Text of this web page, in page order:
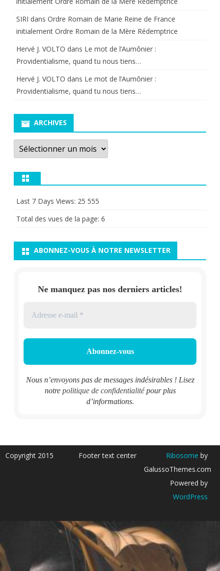
SIRI dans Ordre Romain de Marie Reine de France
initialement Ordre Romain de la Mère Rédemptrice
Hervé J. VOLTO dans Le mot de l’Aumônier :
Providentialisme, quand tu nous tiens…
Hervé J. VOLTO dans Le mot de l’Aumônier :
Providentialisme, quand tu nous tiens…
ARCHIVES
Archives
Last 7 Days Views: 25 555
Total des vues de la page: 6
ABONNEZ-VOUS À NOTRE NEWSLETTER
Ne manquez pas nos derniers articles!
Nous n’envoyons pas de messages indésirables ! Lisez
notre politique de confidentialitépour plus
d’informations.
Copyright 2015 Footer text center Ribosome by
GalussoThemes.com
Powered by
WordPress